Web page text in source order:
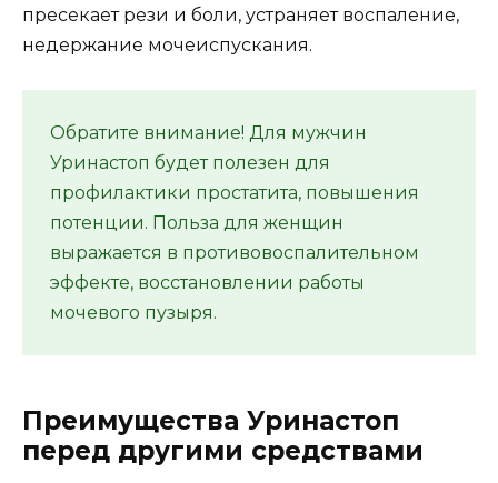
пресекает рези и боли, устраняет воспаление,
недержание мочеиспускания.
Обратите внимание! Для мужчин
Уринастоп будет полезен для
профилактики простатита, повышения
потенции. Польза для женщин
выражается в противовоспалительном
эффекте, восстановлении работы
мочевого пузыря.
Преимущества Уринастоп
перед другими средствами